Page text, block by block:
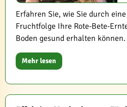
Erfahren Sie, wie Sie durch
Fruchtfolge Ihre Rote-Bete-
Boden gesund erhalten können.
Mehr lesen